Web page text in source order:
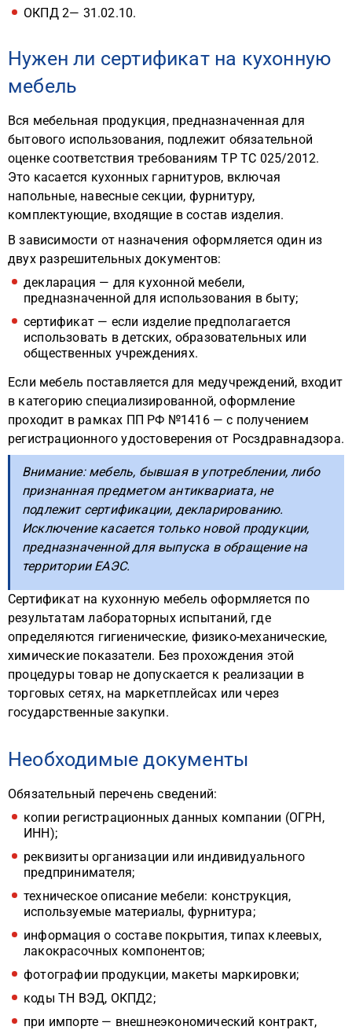
ОКПД 2— 31.02.10.
Нужен ли сертификат на кухонную
мебель
Вся мебельная продукция, предназначенная для
бытового использования, подлежит обязательной
оценке соответствия требованиям ТР ТС 025/2012.
Это касается кухонных гарнитуров, включая
напольные, навесные секции, фурнитуру,
комплектующие, входящие в состав изделия.
В зависимости от назначения оформляется один из
двух разрешительных документов:
декларация — для кухонной мебели,
предназначенной для использования в быту;
сертификат — если изделие предполагается
использовать в детских, образовательных или
общественных учреждениях.
Если мебель поставляется для медучреждений, входит
в категорию специализированной, оформление
проходит в рамках ПП РФ №1416 — с получением
регистрационного удостоверения от Росздравнадзора.
Внимание: мебель, бывшая в употреблении, либо
признанная предметом антиквариата, не
подлежит сертификации, декларированию.
Исключение касается только новой продукции,
предназначенной для выпуска в обращение на
территории ЕАЭС.
Сертификат на кухонную мебель оформляется по
результатам лабораторных испытаний, где
определяются гигиенические, физико-механические,
химические показатели. Без прохождения этой
процедуры товар не допускается к реализации в
торговых сетях, на маркетплейсах или через
государственные закупки.
Необходимые документы
Обязательный перечень сведений:
копии регистрационных данных компании (ОГРН,
ИНН);
реквизиты организации или индивидуального
предпринимателя;
техническое описание мебели: конструкция,
используемые материалы, фурнитура;
информация о составе покрытия, типах клеевых,
лакокрасочных компонентов;
фотографии продукции, макеты маркировки;
коды ТН ВЭД, ОКПД2;
при импорте — внешнеэкономический контракт,